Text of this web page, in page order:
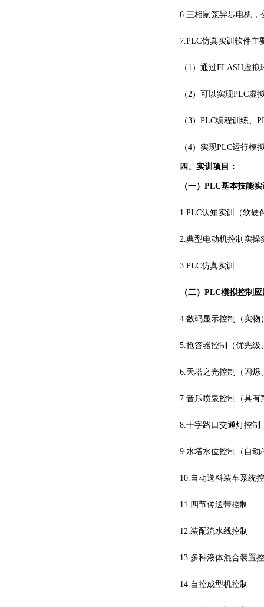
6.三相鼠笼异步电机，
7.PLC仿真实训软件主
（ 1）通过FLASH虚拟
（2）可以实现PLC虚
（3）PLC编程训练、
（4）实现PLC运行模
四、实训项目：
（一） PLC基本技能实
1.PLC认知实训（软硬
2.典型电动机控制实操
3.PLC仿真实训
（二） PLC模拟控制
4.数码显示控制（实物
5.抢答器控制（优先级
6.天塔之光控制（闪烁
7.音乐喷泉控制（具有
8.十字路口交通灯控制
9.水塔水位控制（自动
10.自动送料装车系统
11.四节传送带控制
12.装配流水线控制
13.多种液体混合装置
14.自控成型机控制